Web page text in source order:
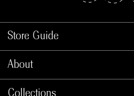
Store Guide
About
Collections